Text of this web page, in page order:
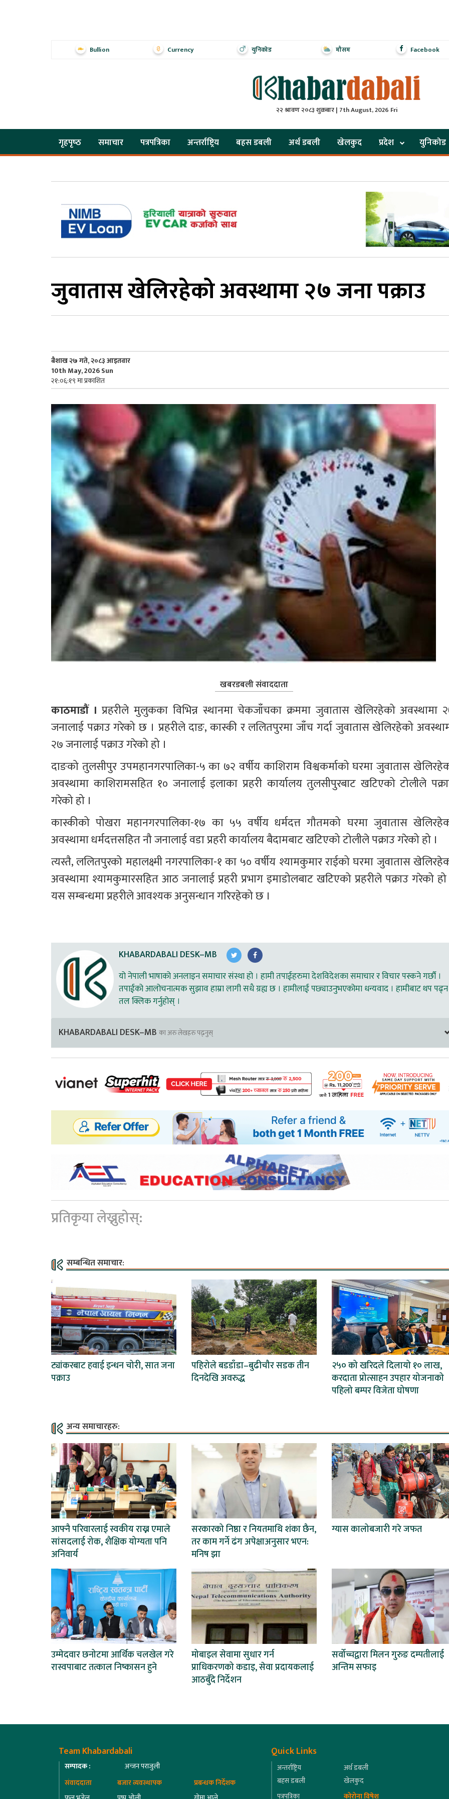
Bullion Currency युनिकोड मौसम Facebook
२२ श्रावण २०८३ शुक्रबार | 7th August, 2026 Fri
गृहपृष्‍ठ समाचार पत्रपत्रिका अन्तर्राष्ट्रिय बहस डबली अर्थ डबली खेलकुद प्रदेश युनिकोड
जुवातास खेलिरहेको अवस्थामा २७ जना पक्राउ
बैशाख २७ गते, २०८३ आइतवार
10th May, 2026 Sun
२१:०६:१९ मा प्रकाशित
खबरडबली संवाददाता
काठमाडौं । प्रहरीले मुलुकका विभिन्न स्थानमा चेकजाँचका क्रममा जुवातास खेलिरहेको अवस्थामा
जनालाई पक्राउ गरेको छ । प्रहरीले दाङ, कास्की र ललितपुरमा जाँच गर्दा जुवातास खेलिरहेको
२७ जनालाई पक्राउ गरेको हो ।
दाङको तुलसीपुर उपमहानगरपालिका-५ का ७२ वर्षीय काशिराम विश्वकर्माको घरमा जुवातास
अवस्थामा काशिरामसहित १० जनालाई इलाका प्रहरी कार्यालय तुलसीपुरबाट खटिएको टोलीले
गरेको हो ।
कास्कीको पोखरा महानगरपालिका-१७ का ५५ वर्षीय धर्मदत्त गौतमको घरमा जुवातास
अवस्थामा धर्मदत्तसहित नौ जनालाई वडा प्रहरी कार्यालय बैदामबाट खटिएको टोलीले पक्राउ गरेको हो ।
त्यस्तै, ललितपुरको महालक्ष्मी नगरपालिका-१ का ५० वर्षीय श्यामकुमार राईको घरमा जुवातास
अवस्थामा श्यामकुमारसहित आठ जनालाई प्रहरी प्रभाग इमाडोलबाट खटिएको प्रहरीले पक्राउ गरेको हो
यस सम्बन्धमा प्रहरीले आवश्यक अनुसन्धान गरिरहेको छ ।
KHABARDABALI DESK–MB
यो नेपाली भाषाको अनलाइन समाचार संस्था हो । हामी तपाईहरुमा देशविदेशका समाचार र विचार पस्कने गर्छौ ।
तपाईको आलोचनात्मक सुझाव हाम्रा लागी सधै ग्रह्य छ । हामीलाई पछ्याउनुभएकोमा धन्यवाद । हामीबाट थप पढ्न
तल क्लिक गर्नुहोस् ।
KHABARDABALI DESK–MB का अरु लेखहरु पढ्नुस्
प्रतिकृया लेख्नुहोस्:
सम्बन्धित समाचार:
ट्यांकरबाट हवाई इन्धन चोरी, सात जना
पक्राउ
पहिरोले बडडाँडा–बुढीचौर सडक तीन
दिनदेखि अवरुद्ध
२५० को खरिदले दिलायो १० लाख,
करदाता प्रोत्साहन उपहार योजनाको
पहिलो बम्पर विजेता घोषणा
अन्य समाचारहरु:
आफ्नै परिवारलाई स्वकीय राख्न एमाले
सांसदलाई रोक, शैक्षिक योग्यता पनि
अनिवार्य
सरकारको निष्ठा र नियतमाथि शंका छैन,
तर काम गर्ने ढंग अपेक्षाअनुसार भएन:
मनिष झा
ग्यास कालोबजारी गरे जफत
उम्मेदवार छनोटमा आर्थिक चलखेल गरे
रास्वपाबाट तत्काल निष्कासन हुने
मोबाइल सेवामा सुधार गर्न
प्राधिकरणको कडाइ, सेवा प्रदायकलाई
आठबुँदे निर्देशन
सर्वोच्चद्वारा मिलन गुरुङ दम्पतीलाई
अन्तिम सफाइ
Team Khabardabali
सम्पादक :
अन्जन पराजुली
संवाददाता
बजार व्यवस्थापक
प्रबन्धक निर्देशक
Quick Links
अन्तर्राष्ट्रिय
अर्थ डबली
बहस डबली
खेलकुद
पत्रपत्रिका
कोरोना विषेश